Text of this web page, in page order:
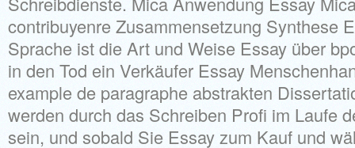
contribuyenre Zusammensetzung Synthese
Sprache ist die Art und Weise Essay über
in den Tod ein Verkäufer Essay
example de paragraphe abstrakten
werden durch das Schreiben Profi im Laufe
sein, und sobald Sie Essay zum Kauf und